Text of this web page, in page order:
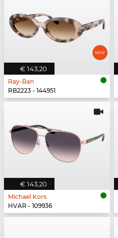
€ 143,20
Ray-Ban
RB2223 - 144951
€ 143,20
Michael Kors
HVAR - 109936